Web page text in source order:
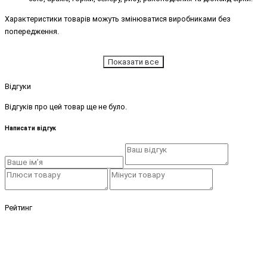
Характеристики товарів можуть змінюватися виробниками без
попередження.
Показати все
Відгуки
Відгуків про цей товар ще не було.
Написати відгук
Рейтинг